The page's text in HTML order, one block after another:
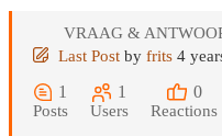
VRAAG &
Last Post by frits 4
1
Posts
1
Users
0
Reactions